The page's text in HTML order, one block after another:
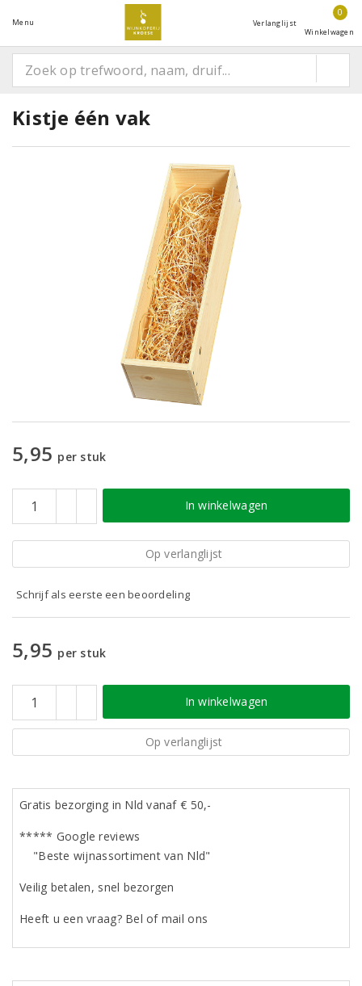
Menu Verlanglijst
0
Winkelwagen
Kistje één vak
5,95 per stuk
In winkelwagen
Op verlanglijst
Schrijf als eerste een beoordeling
5,95 per stuk
In winkelwagen
Op verlanglijst
Gratis bezorging in Nld vanaf € 50,-
***** Google reviews
"Beste wijnassortiment van Nld"
Veilig betalen, snel bezorgen
Heeft u een vraag? Bel of mail ons